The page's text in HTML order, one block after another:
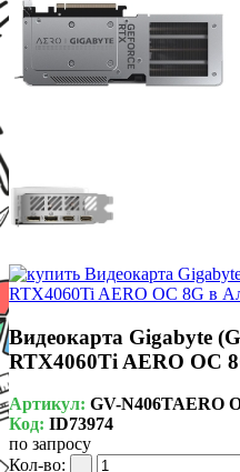
Видеокарта Gigabyte
RTX4060Ti AERO OC
Артикул: GV-N406TAERO
Код: ID73974
по запросу
Кол-во: